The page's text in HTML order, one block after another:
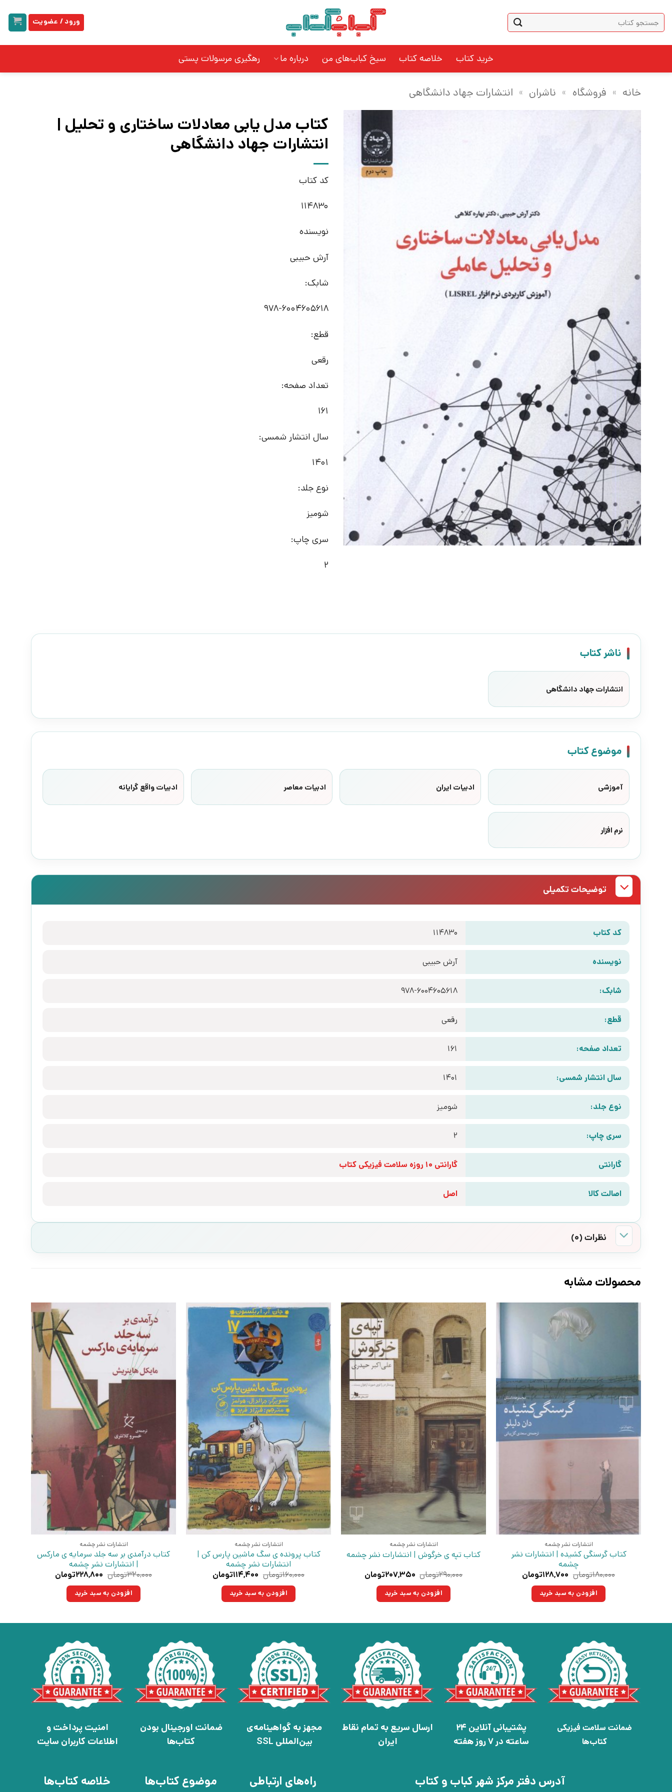
content
جستجو
برای:
ورود / عضویت
خرید کتاب خلاصه کتاب سیخ کباب‌های من درباره ما رهگیری مرسولات پستی
خانه » فروشگاه » ناشران » انتشارات جهاد دانشگاهی
کتاب مدل یابی معادلات ساختاری و تحلیل |
انتشارات جهاد دانشگاهی
کد کتاب
114830
نویسنده
آرش حبیبی
شابک:
978-6004605618
قطع:
رقعی
تعداد صفحه:
161
سال انتشار شمسی:
1401
نوع جلد:
شومیز
سری چاپ:
2
ناشر کتاب
انتشارات جهاد دانشگاهی
موضوع کتاب
آموزشی ادبیات ایران ادبیات معاصر ادبیات واقع گرایانه
نرم افزار
توضیحات تکمیلی
کد کتاب 114830
نویسنده آرش حبیبی
شابک: 978-6004605618
قطع: رقعی
تعداد صفحه: 161
سال انتشار شمسی: 1401
نوع جلد: شومیز
سری چاپ: 2
گارانتی گارانتی 10 روزه سلامت فیزیکی کتاب
اصالت کالا اصل
نظرات (0)
محصولات مشابه
انتشارات نشر چشمه
کتاب گرسنگی کشیده | انتشارات نشر
چشمه
۱۸۰,۰۰۰تومان قیمت
۱۸۰,۰۰۰تومان
بود.
۱۲۸,۷۰۰تومانقیمت
افزودن به سبد خرید
انتشارات نشر چشمه
کتاب تپه ی خرگوش | انتشارات نشر چشمه
۲۹۰,۰۰۰تومان قیمت
۲۹۰,۰۰۰تومان
بود.
۲۰۷,۳۵۰تومان
افزودن به سبد خرید
انتشارات نشر چشمه
کتاب پرونده ی سگ ماشین پارس کن |
انتشارات نشر چشمه
۱۶۰,۰۰۰تومان قیمت
۱۶۰,۰۰۰تومان
بود.
۱۱۴,۴۰۰تومانقیمت
افزودن به سبد خرید
انتشارات نشر چشمه
کتاب درآمدی بر سه جلد سرمایه ی مارکس
| انتشارات نشر چشمه
۳۲۰,۰۰۰تومان قیمت
۳۲۰,۰۰۰تومان
بود.
۲۲۸,۸۰۰تومانقیمت
افزودن به سبد خرید
ضمانت سلامت فیزیکی
کتاب‌ها
پشتیبانی آنلاین 24
ساعته در 7 روز هفته
ارسال سریع به تمام نقاط
ایران
مجهز به گواهینامه‌ی
بین‌المللی SSL
ضمانت اورجینال بودن
کتاب‌ها
امنیت پرداخت و
اطلاعات کاربران سایت
آدرس دفتر مرکز شهر کباب و کتاب راه‌های ارتباطی موضوع کتاب‌ها خلاصه کتاب‌ها